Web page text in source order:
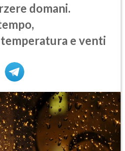
domani.
e venti